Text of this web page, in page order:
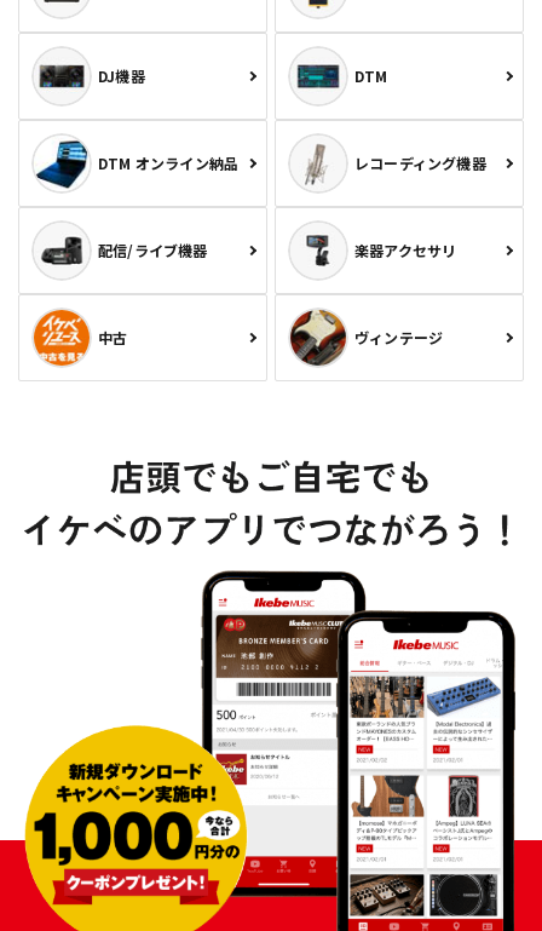
DJ機器 DTM
DTM オンライン納品 レコーディング機器
配信/ライブ機器 楽器アクセサリ
中古 ヴィンテージ